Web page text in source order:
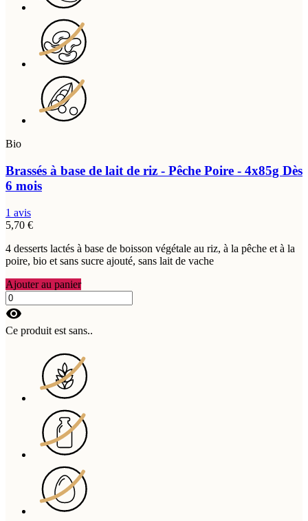
Bio
Brassés à base de lait de riz - Pêche Poire - 4x85g Dès
6 mois
1 avis
5,70 €
4 desserts lactés à base de boisson végétale au riz, à la pêche et à la
poire, bio et sans sucre ajouté, sans lait de vache
Ajouter au panier
visibility
Ce produit est sans..